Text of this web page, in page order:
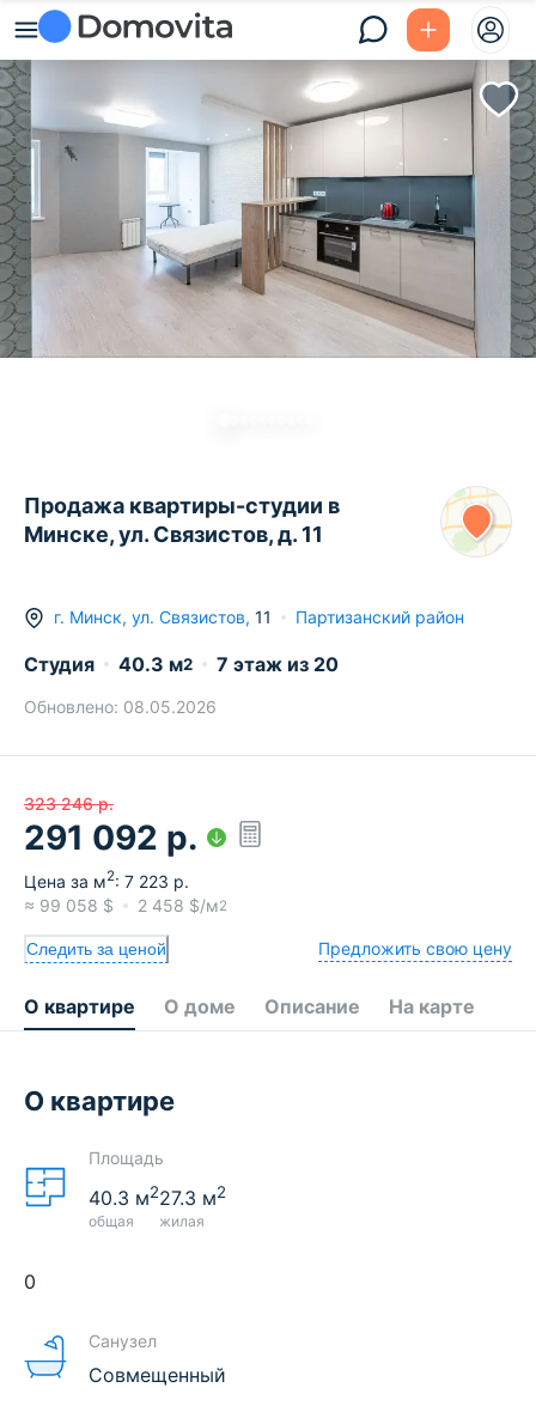
Продажа квартиры-студии в
Минске, ул. Связистов, д. 11
г. Минск, ул. Связистов, 11 Партизанский район
Студия 40.3 м2 7 этаж из 20
Обновлено: 08.05.2026
323 246 р.
291 092 р.
Цена за м2: 7 223 р.
≈ 99 058 $ 2 458 $/м2
Следить за ценой Предложить свою цену
О квартире О доме Описание На карте
О квартире
Площадь
40.3 м2
общая
27.3 м2
жилая
0
Санузел
Совмещенный